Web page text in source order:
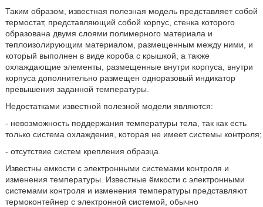
Таким образом, известная полезная модель представляет собой
термостат, представляющий собой корпус, стенка которого
образована двумя слоями полимерного материала и
теплоизолирующим материалом, размещенным между ними, и
который выполнен в виде короба с крышкой, а также
охлаждающие элементы, размещенные внутри корпуса, внутри
корпуса дополнительно размещен одноразовый индикатор
превышения заданной температуры.
Недостатками известной полезной модели являются:
- невозможность поддержания температуры тела, так как есть
только система охлаждения, которая не имеет системы контроля;
- отсутствие систем крепления образца.
Известны емкости с электронными системами контроля и
изменения температуры. Известные ёмкости с электронными
системами контроля и изменения температуры представляют
термоконтейнер с электронной системой, обычно